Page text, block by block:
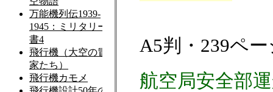
A5判・239ペー
航空局安全部